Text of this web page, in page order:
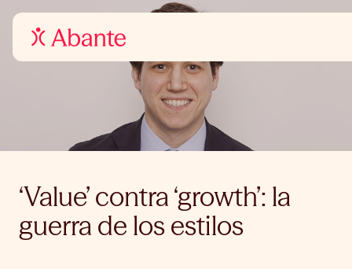
‘Value’ contra ‘growth’: la
guerra de los estilos